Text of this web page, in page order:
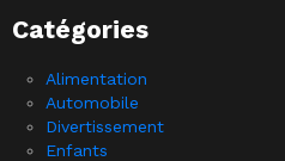
Catégories
Alimentation
Automobile
Divertissement
Enfants